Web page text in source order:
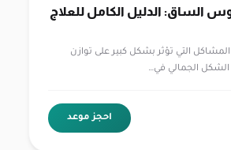
الساق: الدليل الكامل للعلاج
التي تؤثر بشكل كبير على توازن
الشكل الجمالي في…
احجز موعد